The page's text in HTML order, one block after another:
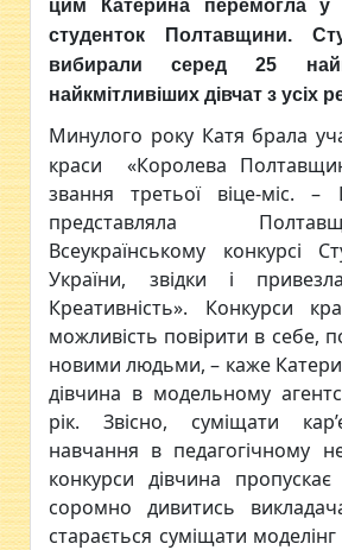
цим Катерина перемогла у
студенток Полтавщини.
вибирали серед 25
найкмітливіших дівчат з усіх
Минулого року Катя брала
краси «Королева
звання третьої віце-міс.
представляла
Всеукраїнському конкурсі
України, звідки і
Креативність». Конкурси
можливість повірити в себе,
новими людьми, – каже
дівчина в модельному
рік. Звісно, суміщати
навчання в педагогічному
конкурси дівчина пропускає
соромно дивитись
старається суміщати